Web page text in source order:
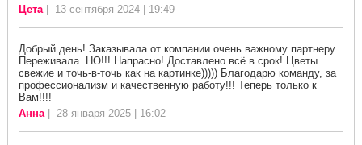
Цета| 13 сентября 2024 | 19:49
Добрый день! Заказывала от компании очень важному партнеру.
Переживала. НО!!! Напрасно! Доставлено всё в срок! Цветы
свежие и точь-в-точь как на картинке))))) Благодарю команду, за
профессионализм и качественную работу!!! Теперь только к
Вам!!!!
Анна| 28 января 2025 | 16:02